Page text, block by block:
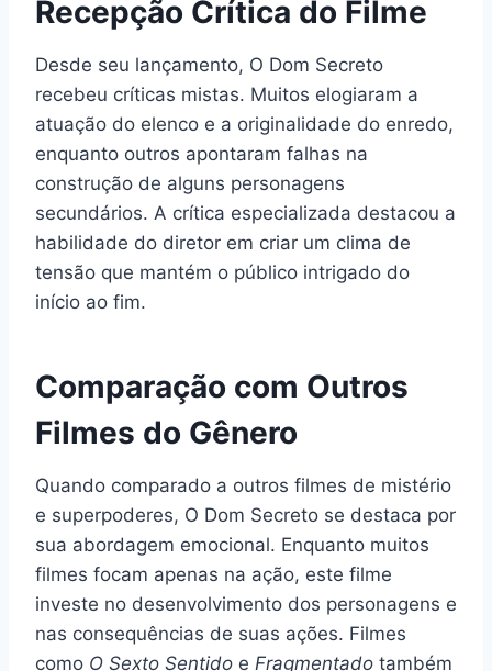
Recepção Crítica do Filme
Desde seu lançamento, O Dom Secreto
recebeu críticas mistas. Muitos elogiaram a
atuação do elenco e a originalidade do enredo,
enquanto outros apontaram falhas na
construção de alguns personagens
secundários. A crítica especializada destacou a
habilidade do diretor em criar um clima de
tensão que mantém o público intrigado do
início ao fim.
Comparação com Outros
Filmes do Gênero
Quando comparado a outros filmes de mistério
e superpoderes, O Dom Secreto se destaca por
sua abordagem emocional. Enquanto muitos
filmes focam apenas na ação, este filme
investe no desenvolvimento dos personagens e
nas consequências de suas ações. Filmes
como O Sexto Sentido e Fragmentado também